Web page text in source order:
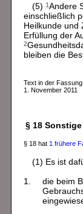
(5) 1Andere
einschließlich
Heilkunde und
Erfüllung der
2
bleiben die
Text in der
1. November 2011
§ 18
§ 18 hat 1 frühere
(1) Es ist
1.
die beim